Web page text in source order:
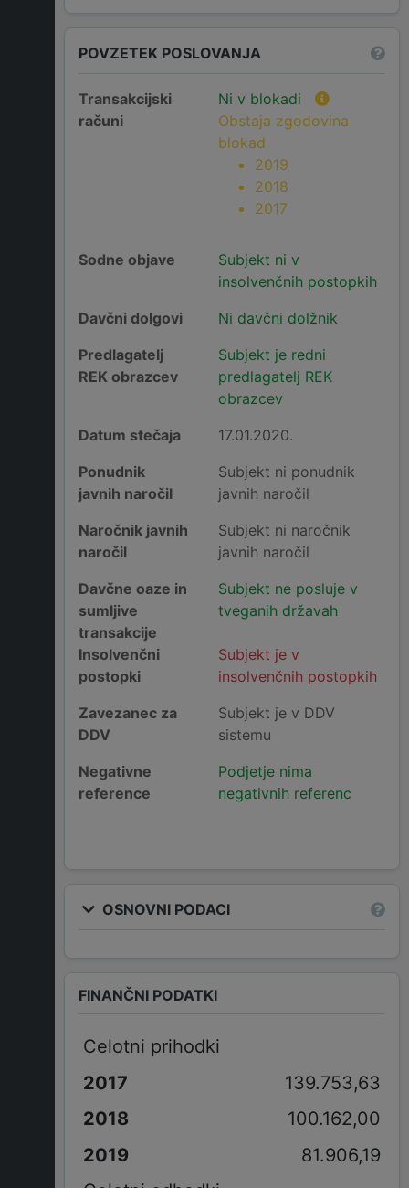
POVZETEK POSLOVANJA
Transakcijski
računi
Ni v blokadi
Obstaja zgodovina
blokad
2019
2018
2017
Sodne objave
Subjekt ni v
insolvenčnih postopkih
Davčni dolgovi
Ni davčni dolžnik
Predlagatelj
REK obrazcev
Subjekt je redni
predlagatelj REK
obrazcev
Datum stečaja
17.01.2020.
Ponudnik
javnih naročil
Subjekt ni ponudnik
javnih naročil
Naročnik javnih
naročil
Subjekt ni naročnik
javnih naročil
Davčne oaze in
sumljive
transakcije
Subjekt ne posluje v
tveganih državah
Insolvenčni
postopki
Subjekt je v
insolvenčnih postopkih
Zavezanec za
DDV
Subjekt je v DDV
sistemu
Negativne
reference
Podjetje nima
negativnih referenc
OSNOVNI PODACI
FINANČNI PODATKI
Celotni prihodki
139.753,63
100.162,00
81.906,19